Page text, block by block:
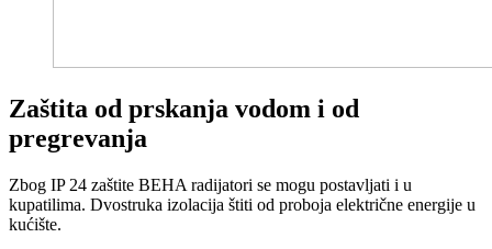
Zaštita od prskanja vodom i od
pregrevanja
Zbog IP 24 zaštite BEHA radijatori se mogu postavljati i u
kupatilima. Dvostruka izolacija štiti od proboja električne energije u
kućište.